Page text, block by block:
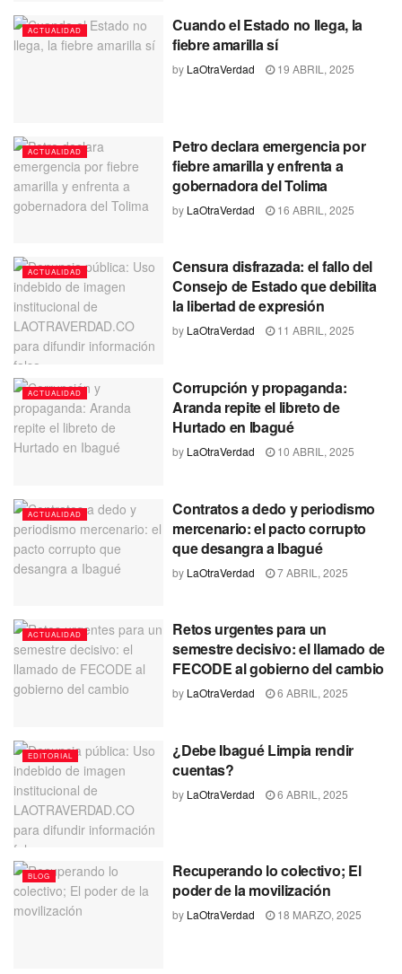
ACTUALIDAD
Cuando el Estado no llega, la
fiebre amarilla sí
by LaOtraVerdad 19 ABRIL, 2025
ACTUALIDAD
Petro declara emergencia por
fiebre amarilla y enfrenta a
gobernadora del Tolima
by LaOtraVerdad 16 ABRIL, 2025
ACTUALIDAD
Censura disfrazada: el fallo del
Consejo de Estado que debilita
la libertad de expresión
by LaOtraVerdad 11 ABRIL, 2025
ACTUALIDAD
Corrupción y propaganda:
Aranda repite el libreto de
Hurtado en Ibagué
by LaOtraVerdad 10 ABRIL, 2025
ACTUALIDAD
Contratos a dedo y periodismo
mercenario: el pacto corrupto
que desangra a Ibagué
by LaOtraVerdad 7 ABRIL, 2025
ACTUALIDAD
Retos urgentes para un
semestre decisivo: el llamado de
FECODE al gobierno del cambio
by LaOtraVerdad 6 ABRIL, 2025
EDITORIAL
¿Debe Ibagué Limpia rendir
cuentas?
by LaOtraVerdad 6 ABRIL, 2025
BLOG
Recuperando lo colectivo; El
poder de la movilización
by LaOtraVerdad 18 MARZO, 2025